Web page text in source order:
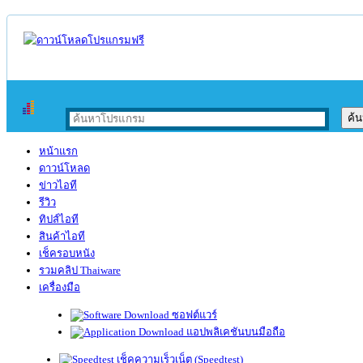
หน้าแรก
ดาวน์โหลด
ข่าวไอที
รีวิว
ทิปส์ไอที
สินค้าไอที
เช็ครอบหนัง
รวมคลิป Thaiware
เครื่องมือ
ซอฟต์แวร์
แอปพลิเคชันบนมือถือ
เช็คความเร็วเน็ต (Speedtest)